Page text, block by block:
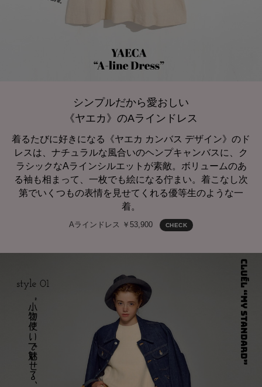
シンプルだから愛おしい
《ヤエカ》のAラインドレス
着るたびに好きになる《ヤエカ カンバス デザイン》のド
レスは、ナチュラルな風合いのヘンプキャンバスに、ク
ラシックなAラインシルエットが素敵。ボリュームのあ
る袖も相まって、一枚でも絵になる佇まい。着こなし次
第でいくつもの表情を見せてくれる優等生のような一
着。
Aラインドレス ￥53,900 CHECK